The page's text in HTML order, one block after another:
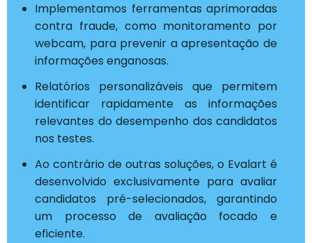
Implementamos ferramentas aprimoradas
contra fraude, como monitoramento por
webcam, para prevenir a apresentação de
informações enganosas.
Relatórios personalizáveis que permitem
identificar rapidamente as informações
relevantes do desempenho dos candidatos
nos testes.
Ao contrário de outras soluções, o Evalart é
desenvolvido exclusivamente para avaliar
candidatos pré-selecionados, garantindo
um processo de avaliação focado e
eficiente.